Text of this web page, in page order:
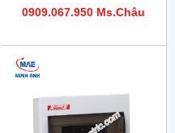
0909.067.950 Ms.Châu